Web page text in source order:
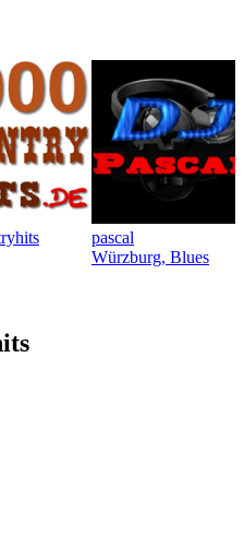
pascal
Würzburg, Blues